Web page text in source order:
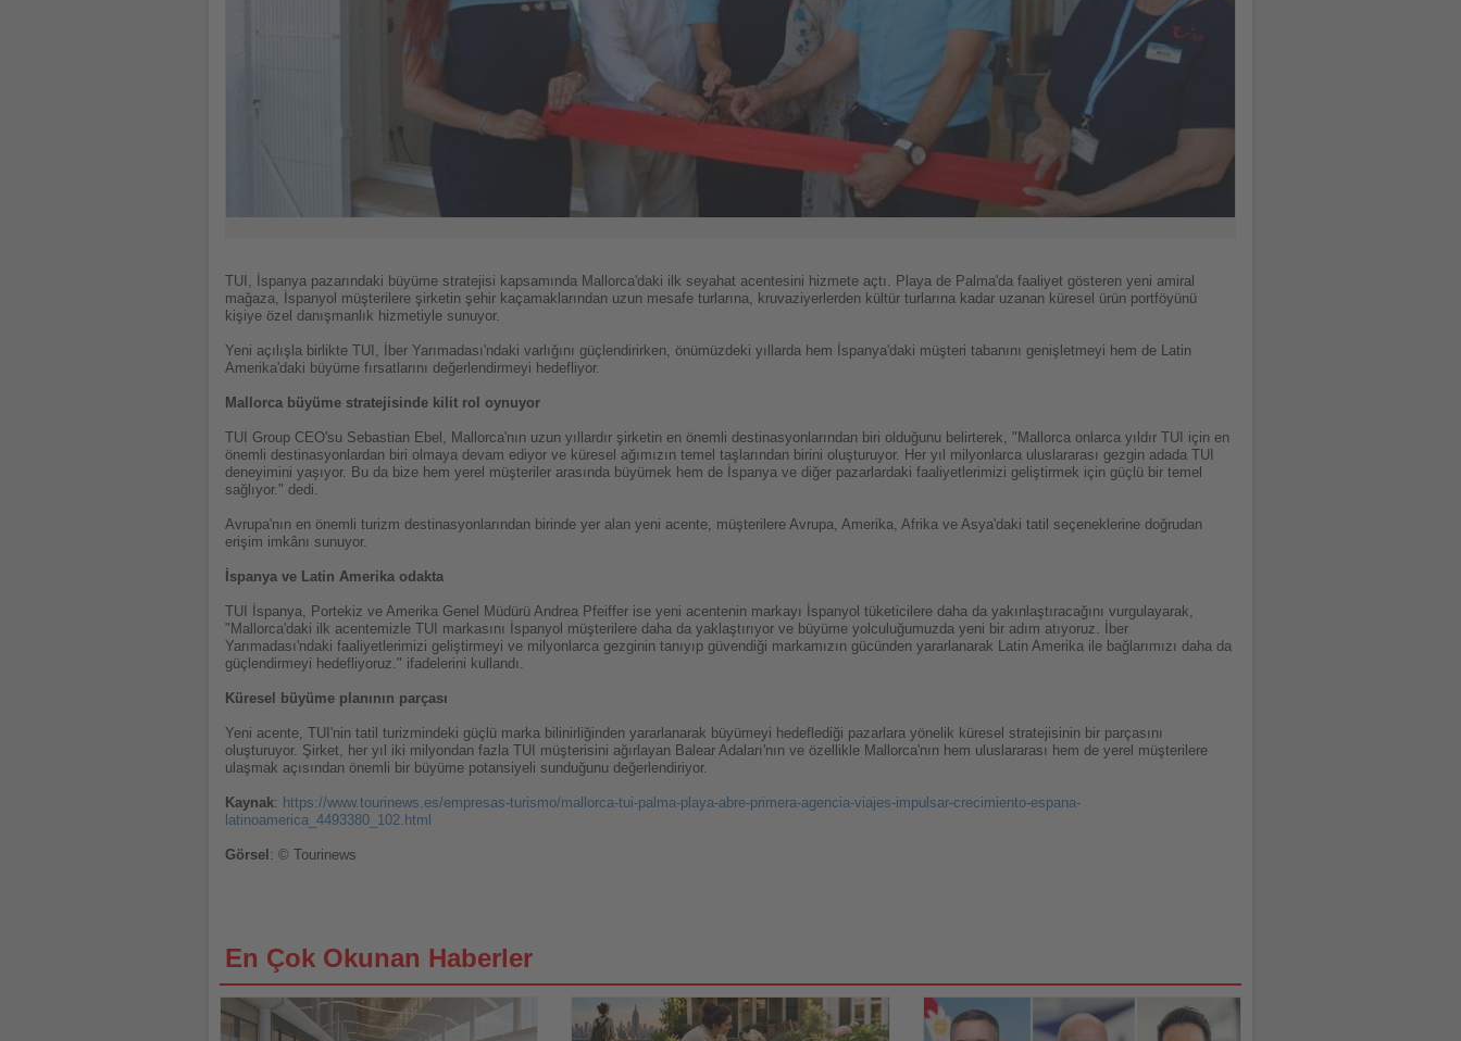
TUI, İspanya pazarındaki büyüme stratejisi kapsamında Mallorca'daki ilk seyahat acentesini hizmete açtı. Playa de Palma'da faaliyet gösteren yeni amiral
mağaza, İspanyol müşterilere şirketin şehir kaçamaklarından uzun mesafe turlarına, kruvaziyerlerden kültür turlarına kadar uzanan küresel ürün portföyünü
kişiye özel danışmanlık hizmetiyle sunuyor.
Yeni açılışla birlikte TUI, İber Yarımadası'ndaki varlığını güçlendirirken, önümüzdeki yıllarda hem İspanya'daki müşteri tabanını genişletmeyi hem de Latin
Amerika'daki büyüme fırsatlarını değerlendirmeyi hedefliyor.
Mallorca büyüme stratejisinde kilit rol oynuyor
TUI Group CEO'su Sebastian Ebel, Mallorca'nın uzun yıllardır şirketin en önemli destinasyonlarından biri olduğunu belirterek, "Mallorca onlarca yıldır TUI için en
önemli destinasyonlardan biri olmaya devam ediyor ve küresel ağımızın temel taşlarından birini oluşturuyor. Her yıl milyonlarca uluslararası gezgin adada TUI
deneyimini yaşıyor. Bu da bize hem yerel müşteriler arasında büyümek hem de İspanya ve diğer pazarlardaki faaliyetlerimizi geliştirmek için güçlü bir temel
sağlıyor." dedi.
Avrupa'nın en önemli turizm destinasyonlarından birinde yer alan yeni acente, müşterilere Avrupa, Amerika, Afrika ve Asya'daki tatil seçeneklerine doğrudan
erişim imkânı sunuyor.
İspanya ve Latin Amerika odakta
TUI İspanya, Portekiz ve Amerika Genel Müdürü Andrea Pfeiffer ise yeni acentenin markayı İspanyol tüketicilere daha da yakınlaştıracağını vurgulayarak,
"Mallorca'daki ilk acentemizle TUI markasını İspanyol müşterilere daha da yaklaştırıyor ve büyüme yolculuğumuzda yeni bir adım atıyoruz. İber
Yarımadası'ndaki faaliyetlerimizi geliştirmeyi ve milyonlarca gezginin tanıyıp güvendiği markamızın gücünden yararlanarak Latin Amerika ile bağlarımızı daha da
güçlendirmeyi hedefliyoruz." ifadelerini kullandı.
Küresel büyüme planının parçası
Yeni acente, TUI'nin tatil turizmindeki güçlü marka bilinirliğinden yararlanarak büyümeyi hedeflediği pazarlara yönelik küresel stratejisinin bir parçasını
oluşturuyor. Şirket, her yıl iki milyondan fazla TUI müşterisini ağırlayan Balear Adaları'nın ve özellikle Mallorca'nın hem uluslararası hem de yerel müşterilere
ulaşmak açısından önemli bir büyüme potansiyeli sunduğunu değerlendiriyor.
Kaynak: https://www.tourinews.es/empresas-turismo/mallorca-tui-palma-playa-abre-primera-agencia-viajes-impulsar-crecimiento-espana-
latinoamerica_4493380_102.html
Görsel : © Tourinews
En Çok Okunan Haberler